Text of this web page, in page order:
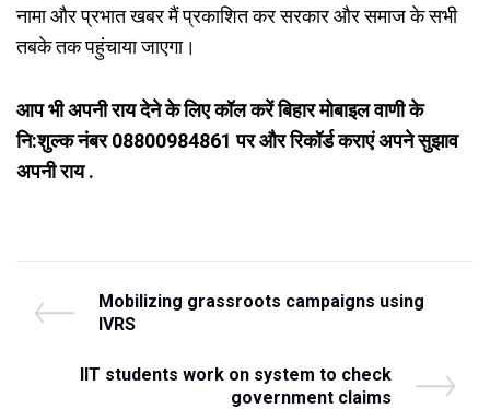
नामा और प्रभात खबर मैं प्रकाशित कर सरकार और समाज के सभी
तबके तक पहुंचाया जाएगा।
आप भी अपनी राय देने के लिए कॉल करें बिहार मोबाइल वाणी के
नि:शुल्क नंबर 08800984861 पर और रिकॉर्ड कराएं अपने सुझाव
अपनी राय .
Post
navigation
P
r
v
Mobilizing grassroots campaigns using
IVRS
N
IIT students work on system to check
government claims